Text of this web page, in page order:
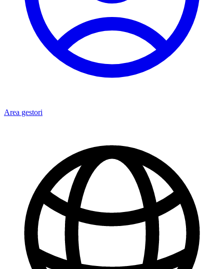
Area gestori